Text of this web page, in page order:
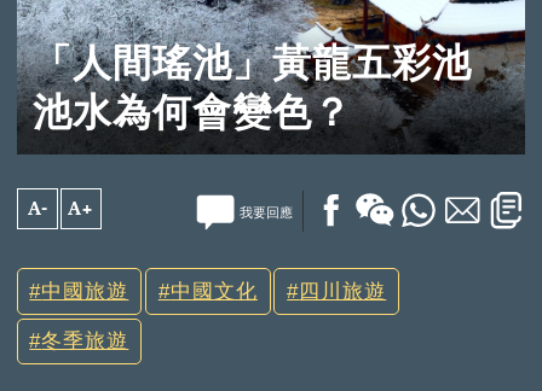
「人間瑤池」黃龍五彩池
池水為何會變色？
A- A+ 我要回應
中國旅遊 中國文化 四川旅遊
冬季旅遊